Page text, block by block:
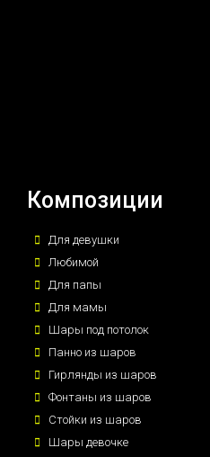
Композиции
Для девушки
Любимой
Для папы
Для мамы
Шары под потолок
Панно из шаров
Гирлянды из шаров
Фонтаны из шаров
Стойки из шаров
Шары девочке